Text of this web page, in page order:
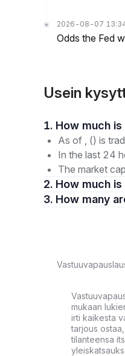
2026-08-07
Odds the Fed
Usein
As of , () is
In the last 24
The market
2. How much
3.
mukaan
irti kaikesta
tarjous
tilanteensa